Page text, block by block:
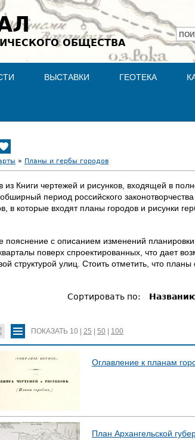
Jump to navigation
ОБЩЕСТВА
ВЫСТАВКИ ГЕОТЕКА
» Планы и гербы городов
из Книги чертежей и рисунков, входящей в
период российского
в которые входят планы городов и рисунки
пояснение с описанием изменений
поверх спроектированных, что дает
структурой улиц. Стоить отметить, что
Сортировать по:
ПОКАЗАТЬ 10 | 25 | 50 | 100
Оглавление к планам
План Архангельской